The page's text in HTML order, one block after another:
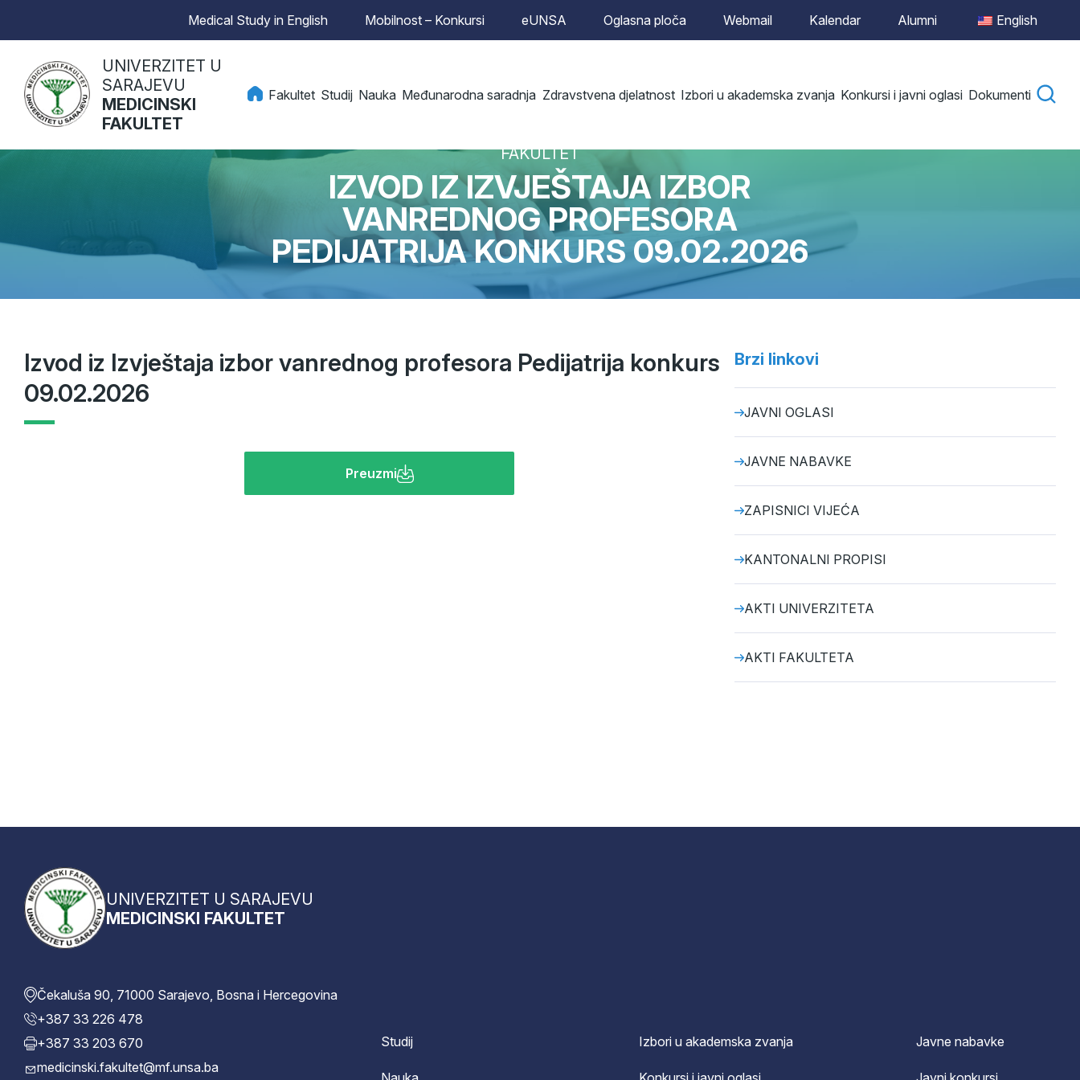
Medical Study in English Mobilnost – Konkursi eUNSA Oglasna ploča Webmail Kalendar Alumni English
UNIVERZITET U
SARAJEVU
MEDICINSKI
FAKULTET
Fakultet Studij Nauka Međunarodna saradnja Zdravstvena djelatnost Izbori u akademska zvanja Konkursi i javni oglasi Dokumenti
FAKULTET
IZVOD IZ IZVJEŠTAJA IZBOR
VANREDNOG PROFESORA
PEDIJATRIJA KONKURS 09.02.2026
Izvod iz Izvještaja izbor vanrednog profesora Pedijatrija konkurs
09.02.2026
Preuzmi
Brzi linkovi
JAVNI OGLASI
JAVNE NABAVKE
ZAPISNICI VIJEĆA
KANTONALNI PROPISI
AKTI UNIVERZITETA
AKTI FAKULTETA
UNIVERZITET U SARAJEVU
MEDICINSKI FAKULTET
Čekaluša 90, 71000 Sarajevo, Bosna i Hercegovina
+387 33 226 478
+387 33 203 670
medicinski.fakultet@mf.unsa.ba
Studij Izbori u akademska zvanja Javne nabavke